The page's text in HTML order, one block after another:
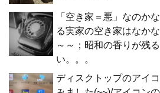
「空き家＝悪」なのか
る実家の空き家はなか
～～；昭和の香りが残
い。。。
ディスクトップのアイ